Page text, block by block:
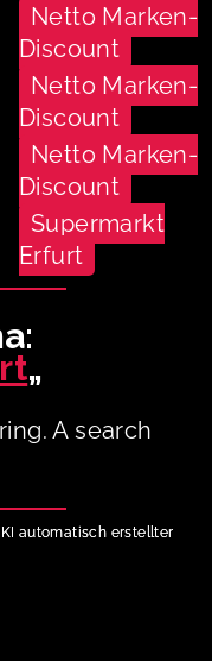
Netto Marken-
Discount
Netto Marken-
Discount
Netto Marken-
Discount
Supermarkt
Erfurt
„
A search
automatisch erstellter